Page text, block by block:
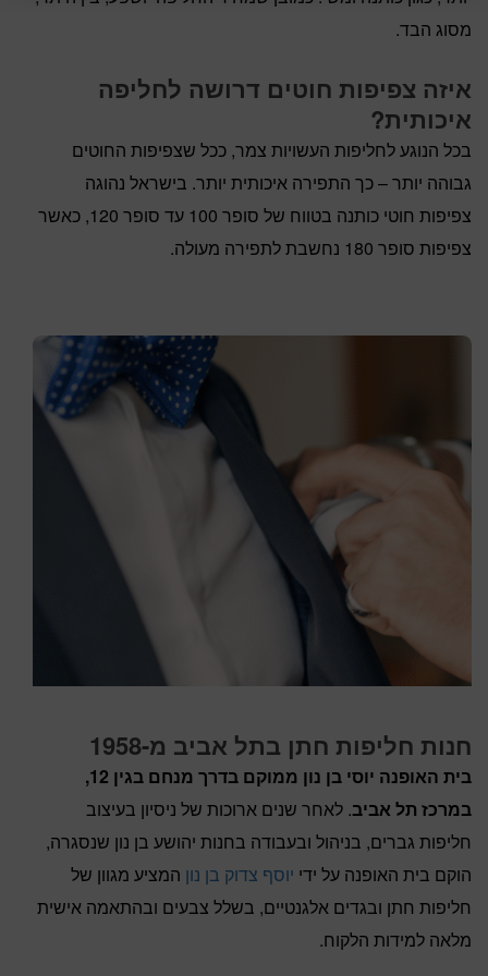
מסוג הבד.
איזה צפיפות חוטים דרושה לחליפה
איכותית?
בכל הנוגע לחליפות העשויות צמר, ככל שצפיפות החוטים
גבוהה יותר – כך התפירה איכותית יותר. בישראל נהוגה
צפיפות חוטי כותנה בטווח של סופר 100 עד סופר 120, כאשר
צפיפות סופר 180 נחשבת לתפירה מעולה.
חנות חליפות חתן בתל אביב מ-1958
בית האופנה יוסי בן נון ממוקם בדרך מנחם בגין 12,
במרכז תל אביב. לאחר שנים ארוכות של ניסיון בעיצוב
חליפות גברים, בניהול ובעבודה בחנות יהושע בן נון שנסגרה,
הוקם בית האופנה על ידי יוסף צדוק בן נון המציע מגוון של
חליפות חתן ובגדים אלגנטיים, בשלל צבעים ובהתאמה אישית
מלאה למידות הלקוח.